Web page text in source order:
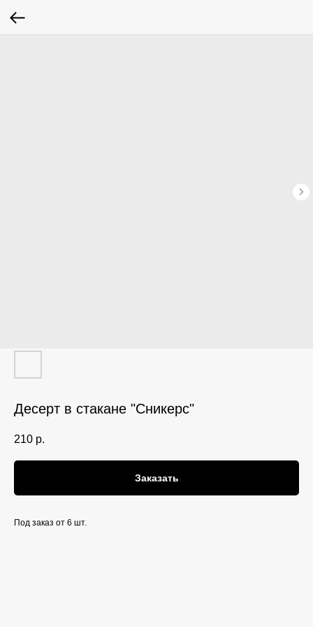
Десерт в стакане "Сникерс"
210 р.
Заказать
Под заказ от 6 шт.